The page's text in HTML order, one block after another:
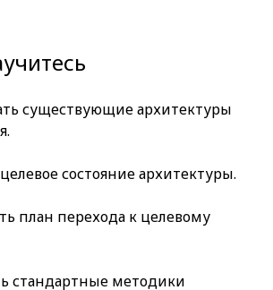
существующие архитектуры
состояние архитектуры.
план перехода к целевому
стандартные методики